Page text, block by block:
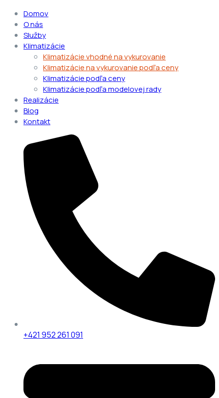
Domov
O nás
Služby
Klimatizácie
Klimatizácie vhodné na vykurovanie
Klimatizácie na vykurovanie podľa ceny
Klimatizácie podľa ceny
Klimatizácie podľa modelovej rady
Realizácie
Blog
Kontakt
+421 952 261 091